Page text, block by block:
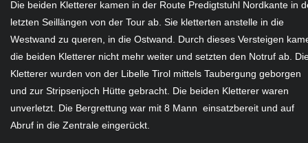
Die beiden Kletterer kamen in der Route Predigtstuhl Nordkante in
letzten Seillängen von der Tour ab. Sie kletterten anstelle in die
Westwand zu queren, in die Ostwand. Durch dieses Versteigen
die beiden Kletterer nicht mehr weiter und setzten den Notruf ab.
Kletterer wurden von der Libelle Tirol mittels Taubergung geborgen
und zur Stripsenjoch Hütte gebracht. Die beiden Kletterer waren
unverletzt. Die Bergrettung war mit 8 Mann einsatzbereit und auf
Abruf in die Zentrale eingerückt.